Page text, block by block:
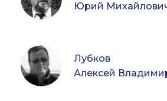
Юрий
Лубков
Алексей